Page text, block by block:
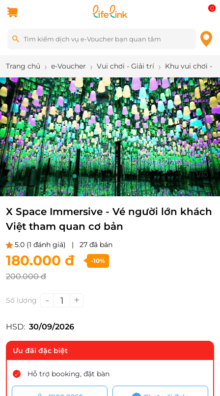
0
Trang chủ e-Voucher Vui chơi - Giải trí Khu vui chơi -
1/10
X Space Immersive - Vé người lớn khách
Việt tham quan cơ bản
5.0 (1 đánh giá) | 27 đã bán
180.000 đ -10%
200.000 đ
Số lượng - 1 +
HSD: 30/09/2026
Ưu đãi đặc biệt
Hỗ trợ booking, đặt bàn